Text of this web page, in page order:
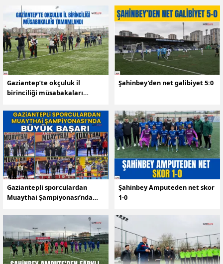
Gaziantep’te okçuluk il
birinciliği müsabakaları
Şahinbey’den net galibiyet 5:0
Gaziantepli sporculardan
Muaythai Şampiyonası’nda
Şahinbey Amputeden net skor
1-0